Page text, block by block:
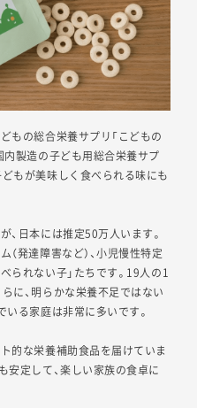
もの総合栄養サプリ「こどもの
内製造の子ども用総合栄養サプ
もが美味しく食べられる味にも
、日本には推定50万人います。
発達障害など）、小児慢性特定
られない子」たちです。19人の1
に、明らかな栄養不足ではない
いる家庭は非常に多いです。
的な栄養補助食品を届けていま
安定して、楽しい家族の食卓に